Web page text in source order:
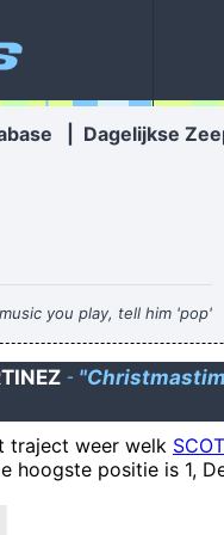
Dagelijkse
you play, tell him 'pop'
won´t even let you in the
hotel.~ Buddy Holly
stof-zijnde bedenker van
de kunde om de ene keer
-
traject weer welk
hoogste positie is 1,